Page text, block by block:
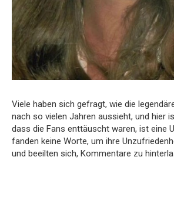
Viele haben sich gefragt, wie die
nach so vielen Jahren aussieht, und hier
dass die Fans enttäuscht waren, ist eine
fanden keine Worte, um ihre
und beeilten sich, Kommentare zu